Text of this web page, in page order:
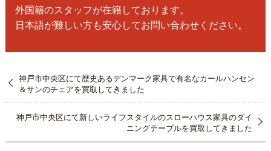
外国籍のスタッフが在籍しております。
日本語が難しい方も安心してお問い合わせください。
神戸市中央区にて歴史あるデンマーク家具で有名なカールハンセン
＆サンのチェアを買取してきました
神戸市中央区にて新しいライフスタイルのスローハウス家具のダイ
ニングテーブルを買取してきました